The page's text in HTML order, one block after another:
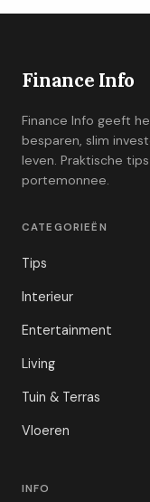
Finance Info
Finance Info geeft
besparen, slim
leven. Praktische
portemonnee.
CATEGORIEËN
Tips
Interieur
Entertainment
Living
Tuin & Terras
Vloeren
INFO